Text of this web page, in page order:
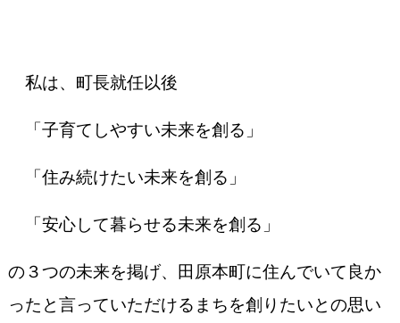
私は、町長就任以後
「子育てしやすい未来を創る」
「住み続けたい未来を創る」
「安心して暮らせる未来を創る」
の３つの未来を掲げ、田原本町に住んでいて良か
ったと言っていただけるまちを創りたいとの思い